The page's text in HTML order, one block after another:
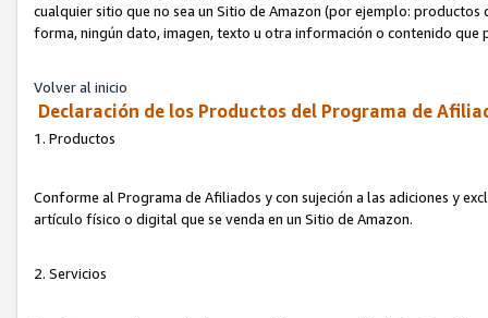
cualquier sitio que no sea un Sitio de Amazon (por ejemplo:
forma, ningún dato, imagen, texto u otra información o contenido
Volver al inicio
Declaración de los Productos del Programa de
1. Productos
Conforme al Programa de Afiliados y con sujeción a las adiciones y
artículo físico o digital que se venda en un Sitio de Amazon.
2. Servicios